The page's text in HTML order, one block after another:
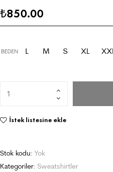
₺850.00
BEDEN L M S XL
İstek listesine ekle
Stok kodu: Yok
Kategoriler: Sweatshirtler